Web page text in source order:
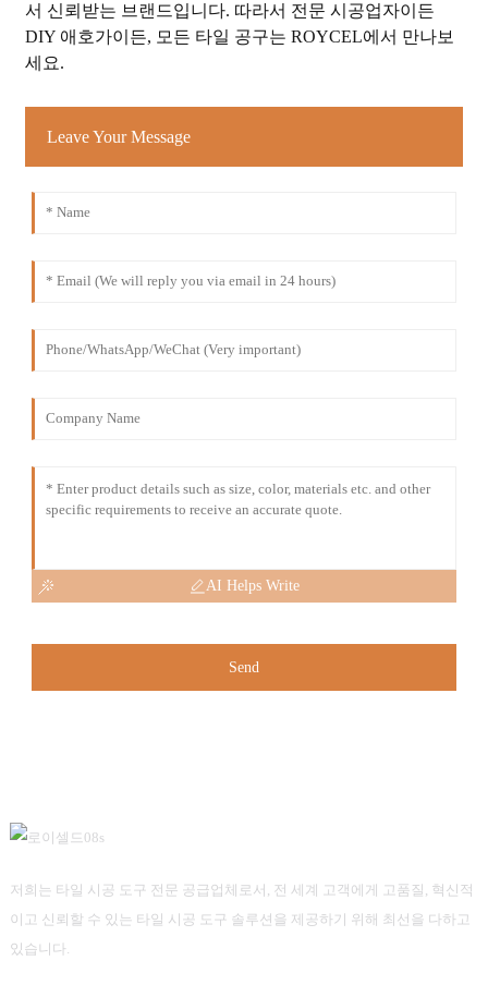
서 신뢰받는 브랜드입니다. 따라서 전문 시공업자이든
DIY 애호가이든, 모든 타일 공구는 ROYCEL에서 만나보
세요.
Leave Your Message
AI Helps Write
Send
저희는 타일 시공 도구 전문 공급업체로서, 전 세계 고객에게 고품질, 혁신적
이고 신뢰할 수 있는 타일 시공 도구 솔루션을 제공하기 위해 최선을 다하고
있습니다.